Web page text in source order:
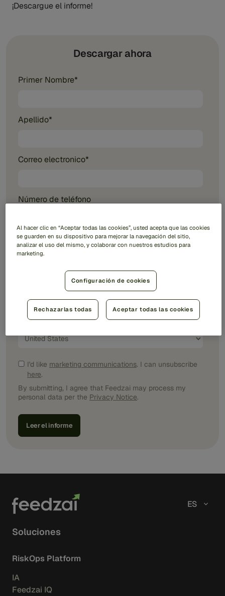
¡Descargue el informe!
Descargar ahora
Primer Nombre*
Apellido*
Correo electronico*
Número de teléfono
Nombre de la empresa*
País/Región*
I'd like marketing communications. I can unsubscribe
here.
By submitting, I agree that Feedzai may process my
personal data per the Privacy Notice.
ES
Soluciones
RiskOps Platform
IA
Feedzai IQ
Al hacer clic en “Aceptar todas las cookies”, usted acepta que las cookies
se guarden en su dispositivo para mejorar la navegación del sitio,
analizar el uso del mismo, y colaborar con nuestros estudios para
marketing.
Configuración de cookies
Rechazarlas todas Aceptar todas las cookies